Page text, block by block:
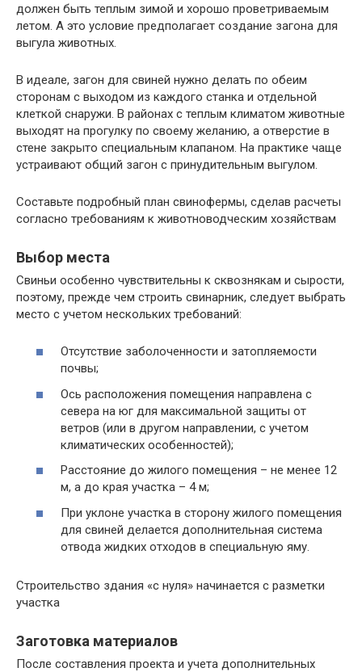
должен быть теплым зимой и хорошо проветриваемым
летом. А это условие предполагает создание загона для
выгула животных.
В идеале, загон для свиней нужно делать по обеим
сторонам с выходом из каждого станка и отдельной
клеткой снаружи. В районах с теплым климатом животные
выходят на прогулку по своему желанию, а отверстие в
стене закрыто специальным клапаном. На практике чаще
устраивают общий загон с принудительным выгулом.
Составьте подробный план свинофермы, сделав расчеты
согласно требованиям к животноводческим хозяйствам
Выбор места
Свиньи особенно чувствительны к сквознякам и сырости,
поэтому, прежде чем строить свинарник, следует выбрать
место с учетом нескольких требований:
Отсутствие заболоченности и затопляемости
почвы;
Ось расположения помещения направлена с
севера на юг для максимальной защиты от
ветров (или в другом направлении, с учетом
климатических особенностей);
Расстояние до жилого помещения – не менее 12
м, а до края участка – 4 м;
При уклоне участка в сторону жилого помещения
для свиней делается дополнительная система
отвода жидких отходов в специальную яму.
Строительство здания «с нуля» начинается с разметки
участка
Заготовка материалов
После составления проекта и учета дополнительных